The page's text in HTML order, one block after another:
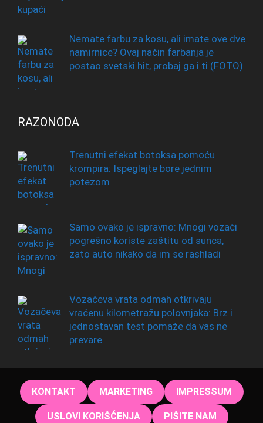
Nemate farbu za kosu, ali imate ove dve
namirnice? Ovaj način farbanja je
postao svetski hit, probaj ga i ti (FOTO)
RAZONODA
Trenutni efekat botoksa pomoću
krompira: Ispeglajte bore jednim
potezom
Samo ovako je ispravno: Mnogi vozači
pogrešno koriste zaštitu od sunca,
zato auto nikako da im se rashladi
Vozačeva vrata odmah otkrivaju
vraćenu kilometražu polovnjaka: Brz i
jednostavan test pomaže da vas ne
prevare
KONTAKT MARKETING IMPRESSUM
USLOVI KORIŠĆENJA PIŠITE NAM